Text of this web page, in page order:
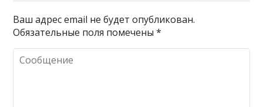
Ваш адрес email не будет опубликован.
Обязательные поля помечены*